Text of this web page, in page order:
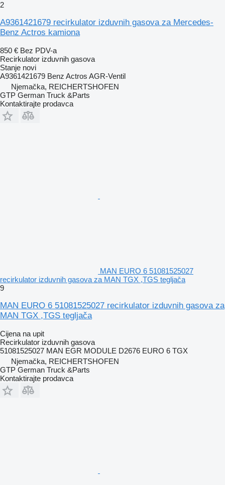
2
A9361421679 recirkulator izduvnih gasova za Mercedes-
Benz Actros kamiona
850 € Bez PDV-a
Recirkulator izduvnih gasova
Stanje novi
A9361421679 Benz Actros AGR-Ventil
Njemačka, REICHERTSHOFEN
GTP German Truck &Parts
Kontaktirajte prodavca
MAN EURO 6 51081525027
recirkulator izduvnih gasova za MAN TGX ,TGS tegljača
9
MAN EURO 6 51081525027 recirkulator izduvnih gasova za
MAN TGX ,TGS tegljača
Cijena na upit
Recirkulator izduvnih gasova
51081525027 MAN EGR MODULE D2676 EURO 6 TGX
Njemačka, REICHERTSHOFEN
GTP German Truck &Parts
Kontaktirajte prodavca